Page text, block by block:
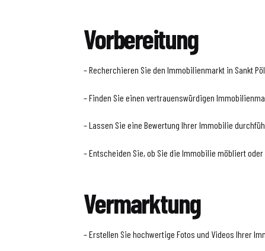
Vorbereitung
– Recherchieren Sie den Immobilienmarkt in Sankt
– Finden Sie einen vertrauenswürdigen
– Lassen Sie eine Bewertung Ihrer Immobilie
– Entscheiden Sie, ob Sie die Immobilie möbliert
Vermarktung
– Erstellen Sie hochwertige Fotos und Videos Ihrer